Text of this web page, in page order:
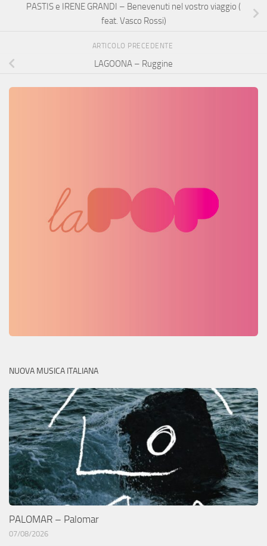
PASTIS e IRENE GRANDI – Benevenuti nel vostro viaggio (
feat. Vasco Rossi)
ARTICOLO PRECEDENTE
LAGOONA – Ruggine
NUOVA MUSICA ITALIANA
PALOMAR – Palomar
07/08/2026